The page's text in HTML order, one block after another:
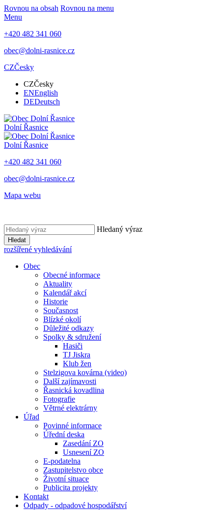
Rovnou na obsah Rovnou na menu
Menu
+420 482 341 060
obec@dolni-rasnice.cz
CZČesky
CZČesky
ENEnglish
DEDeutsch
Dolní Řasnice
Dolní Řasnice
+420 482 341 060
obec@dolni-rasnice.cz
Mapa webu
Hledaný výraz
Hledat
rozšířené vyhledávání
Obec
Obecné informace
Aktuality
Kalendář akcí
Historie
Současnost
Blízké okolí
Důležité odkazy
Spolky & sdružení
Hasiči
TJ Jiskra
Klub žen
Stelzigova kovárna (video)
Další zajímavosti
Řasnická kovadlina
Fotografie
Větrné elektrárny
Úřad
Povinné informace
Úřední deska
Zasedání ZO
Usnesení ZO
E-podatelna
Zastupitelstvo obce
Životní situace
Publicita projekty
Kontakt
Odpady - odpadové hospodářství